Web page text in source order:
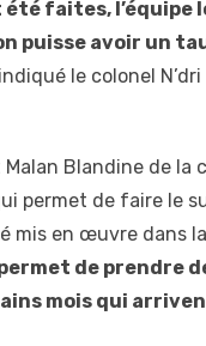
faites, l’équipe
puisse avoir un
le colonel
Blandine de la
permet de faire le
mis en œuvre dans
de prendre
mois qui